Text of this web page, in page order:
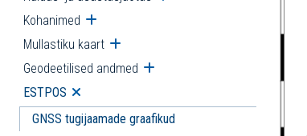
Kohanimed Ava alammenüü
Mullastiku kaart Ava alammenüü
Geodeetilised andmed Ava alammenüü
ESTPOS Ava alammenüü
GNSS tugijaamade graafikud